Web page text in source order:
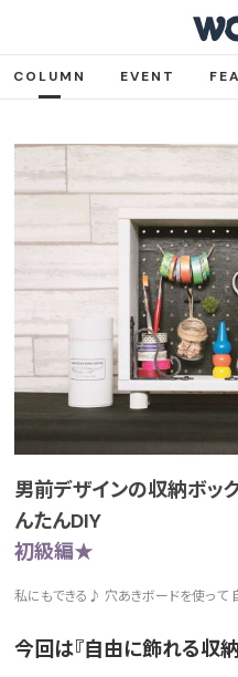
COLUMN EVENT
男前デザインの収納ボッ
んたんDIY
初級編★
私にもできる♪ 穴あきボードを使って
今回は『自由に飾れる収納